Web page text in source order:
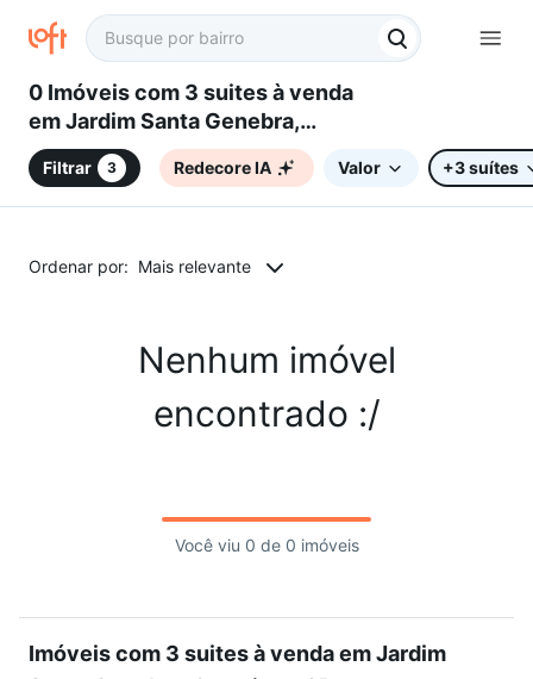
0 Imóveis com 3 suites à venda
em Jardim Santa Genebra,
Campinas, SP
Filtrar 3 Redecore IA Valor +3 suítes
Ordenar por: Mais relevante
Nenhum imóvel
encontrado :/
Você viu 0 de 0 imóveis
Imóveis com 3 suites à venda em Jardim